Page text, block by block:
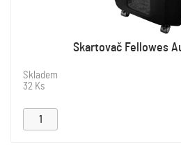
Skartovač Fellowes
Skladem
32 Ks